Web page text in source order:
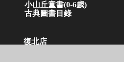
小山丘童書(0-6歲)
古典圖書目錄
復北店